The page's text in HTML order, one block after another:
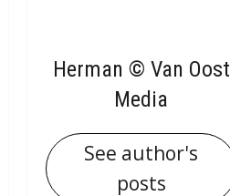
Herman © Van Oost
Media
See author's
posts